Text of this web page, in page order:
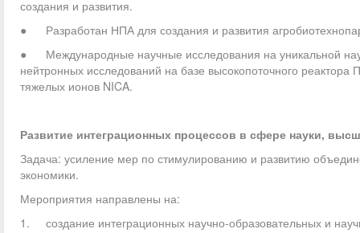
создания и развития.
● Разработан НПА для создания и развития
● Международные научные исследования на уникальной
нейтронных исследований на базе высокопоточного
тяжелых ионов NICA.
Развитие интеграционных процессов в сфере науки,
Задача: усиление мер по стимулированию и развитию
экономики.
Мероприятия направлены на:
1. создание интеграционных научно-образовательных и